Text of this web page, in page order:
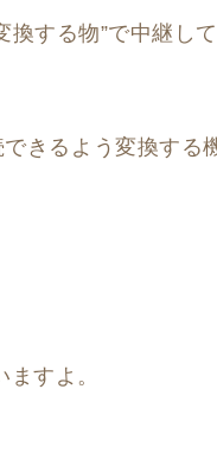
する物”で中継し
きるよう変換する
すよ。